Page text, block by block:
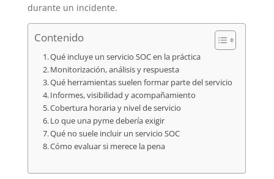
durante un incidente.
Contenido
Qué incluye un servicio SOC en la práctica
Monitorización, análisis y respuesta
Qué herramientas suelen formar parte del servicio
Informes, visibilidad y acompañamiento
Cobertura horaria y nivel de servicio
Lo que una pyme debería exigir
Qué no suele incluir un servicio SOC
Cómo evaluar si merece la pena